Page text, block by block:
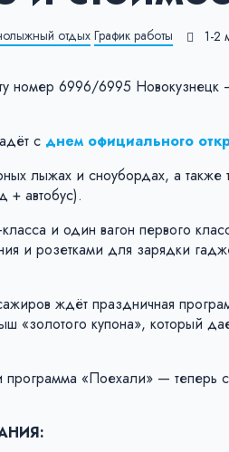
отдыхГрафик работы 1-2
номер 6996/6995
с днем официального
лыжах и сноубордах, а также
+ автобус).
и один вагон первого
и розетками для зарядки
ждёт праздничная
«золотого купона», который
«Поехали» — теперь